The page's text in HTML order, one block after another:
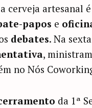
cerveja artesanal
papos e
debates. Na
,
no Nós
da 1ª